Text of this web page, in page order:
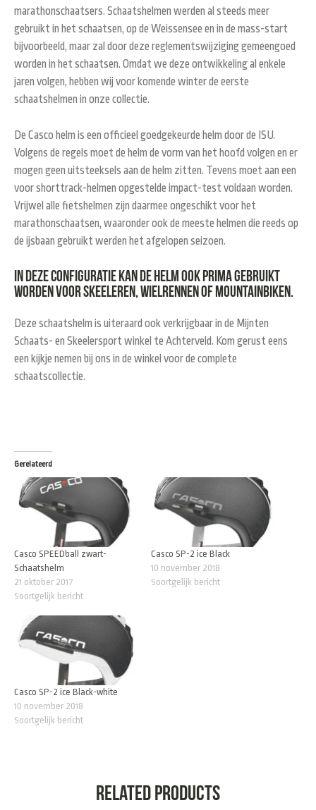
marathonschaatsers. Schaatshelmen werden al steeds meer
gebruikt in het schaatsen, op de Weissensee en in de mass-start
bijvoorbeeld, maar zal door deze reglementswijziging gemeengoed
worden in het schaatsen. Omdat we deze ontwikkeling al enkele
jaren volgen, hebben wij voor komende winter de eerste
schaatshelmen in onze collectie.
De Casco helm is een officieel goedgekeurde helm door de ISU.
Volgens de regels moet de helm de vorm van het hoofd volgen en er
mogen geen uitsteeksels aan de helm zitten. Tevens moet aan een
voor shorttrack-helmen opgestelde impact-test voldaan worden.
Vrijwel alle fietshelmen zijn daarmee ongeschikt voor het
marathonschaatsen, waaronder ook de meeste helmen die reeds op
de ijsbaan gebruikt werden het afgelopen seizoen.
In deze configuratie kan de helm ook prima gebruikt
worden voor skeeleren, wielrennen of mountainbiken.
Deze schaatshelm is uiteraard ook verkrijgbaar in de Mijnten
Schaats- en Skeelersport winkel te Achterveld. Kom gerust eens
een kijkje nemen bij ons in de winkel voor de complete
schaatscollectie.
Gerelateerd
Casco SPEEDball zwart-
Schaatshelm
21 oktober 2017
Soortgelijk bericht
Casco SP-2 ice Black
10 november 2018
Soortgelijk bericht
Casco SP-2 ice Black-white
10 november 2018
Soortgelijk bericht
Related products